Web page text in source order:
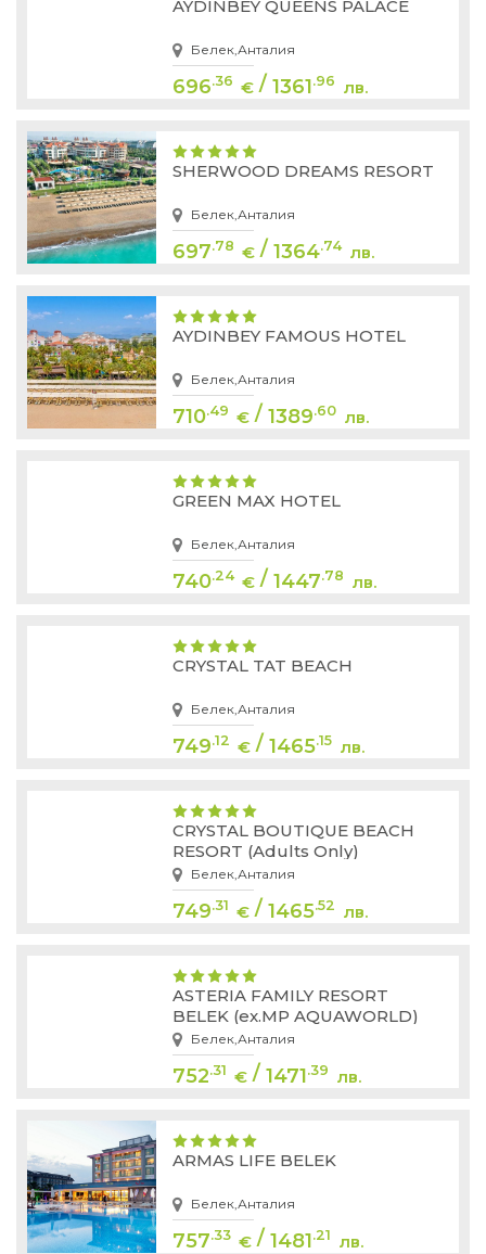
AYDINBEY QUEENS PALACE
Белек,Анталия
696.36 € /1361.96 лв.
SHERWOOD DREAMS RESORT
Белек,Анталия
697.78 € /1364.74 лв.
AYDINBEY FAMOUS HOTEL
Белек,Анталия
710.49 € /1389.60 лв.
GREEN MAX HOTEL
Белек,Анталия
740.24 € /1447.78 лв.
CRYSTAL TAT BEACH
Белек,Анталия
749.12 € /1465.15 лв.
CRYSTAL BOUTIQUE BEACH
RESORT (Adults Only)
Белек,Анталия
749.31 € /1465.52 лв.
ASTERIA FAMILY RESORT
BELEK (ex.MP AQUAWORLD)
Белек,Анталия
752.31 € /1471.39 лв.
ARMAS LIFE BELEK
Белек,Анталия
757.33 € /1481.21 лв.